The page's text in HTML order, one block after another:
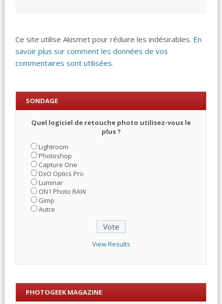
Ce site utilise Akismet pour réduire les indésirables. En
savoir plus sur comment les données de vos
commentaires sont utilisées.
SONDAGE
Quel logiciel de retouche photo utilisez-vous le
plus ?
Lightroom
Photoshop
Capture One
DxO Optics Pro
Luminar
ON1 Photo RAW
Gimp
Autre
View Results
PHOTOGEEK MAGAZINE